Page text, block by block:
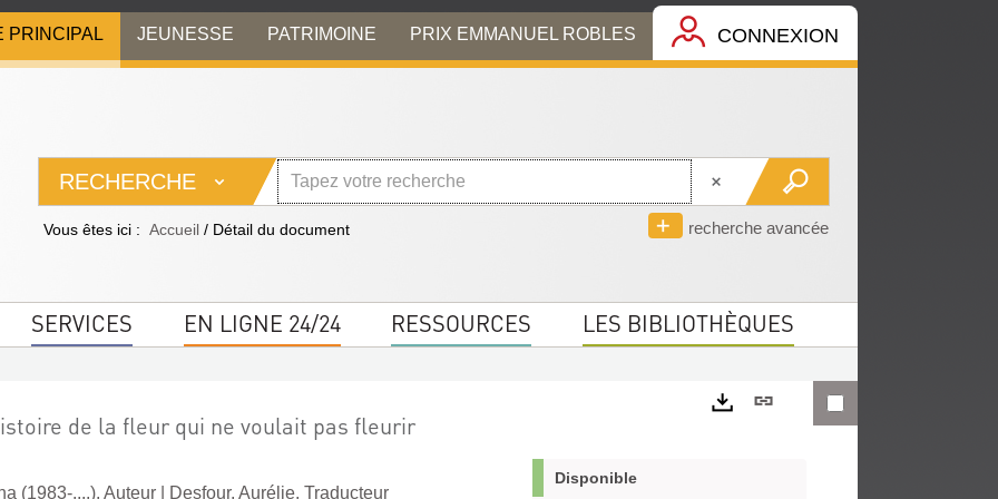
PRINCIPAL JEUNESSE PATRIMOINE PRIX EMMANUEL ROBLES CONNEXION
RECHERCHE
recherche avancée
Vous êtes ici : Accueil / Détail du document
SERVICES EN LIGNE 24/24 RESSOURCES LES BIBLIOTHÈQUES
de la fleur qui ne voulait pas fleurir
(1983-....). Auteur
Desfour, Aurélie. Traducteur
Lien
Disponible